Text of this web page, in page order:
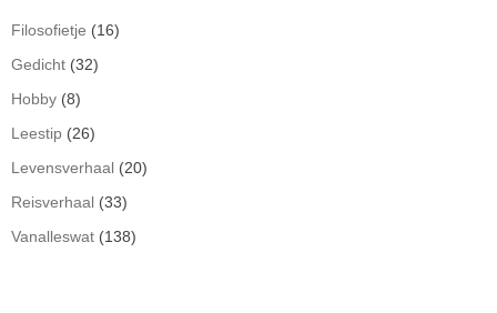
Filosofietje (16)
Gedicht (32)
Hobby (8)
Leestip (26)
Levensverhaal (20)
Reisverhaal (33)
Vanalleswat (138)